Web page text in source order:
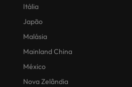
Itália
Japão
Malásia
Mainland China
México
Nova Zelândia